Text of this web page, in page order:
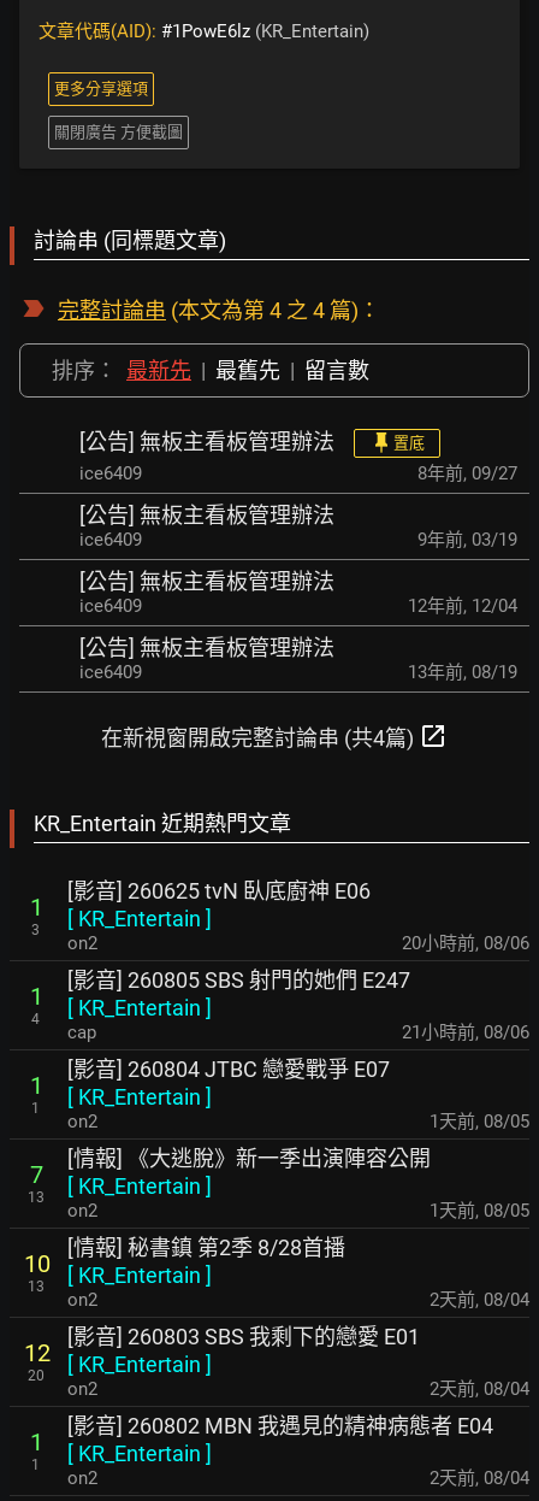
文章代碼(AID): #1PowE6lz (KR_Entertain)
更多分享選項
關閉廣告 方便截圖
討論串 (同標題文章)
完整討論串 (本文為第 4 之 4 篇)：
排序： 最新先 | 最舊先 | 留言數
[公告] 無板主看板管理辦法 置底
ice6409 8年前, 09/27
[公告] 無板主看板管理辦法
ice6409 9年前, 03/19
[公告] 無板主看板管理辦法
ice6409 12年前, 12/04
[公告] 無板主看板管理辦法
ice6409 13年前, 08/19
在新視窗開啟完整討論串 (共4篇) open_in_new
KR_Entertain 近期熱門文章
1
3
[影音] 260625 tvN 臥底廚神 E06
[ KR_Entertain ]
on2 20小時前, 08/06
1
4
[影音] 260805 SBS 射門的她們 E247
[ KR_Entertain ]
cap 21小時前, 08/06
1
1
[影音] 260804 JTBC 戀愛戰爭 E07
[ KR_Entertain ]
on2 1天前, 08/05
7
13
[情報] 《大逃脫》新一季出演陣容公開
[ KR_Entertain ]
on2 1天前, 08/05
10
13
[情報] 秘書鎮 第2季 8/28首播
[ KR_Entertain ]
on2 2天前, 08/04
12
20
[影音] 260803 SBS 我剩下的戀愛 E01
[ KR_Entertain ]
on2 2天前, 08/04
1
1
[影音] 260802 MBN 我遇見的精神病態者 E04
[ KR_Entertain ]
on2 2天前, 08/04